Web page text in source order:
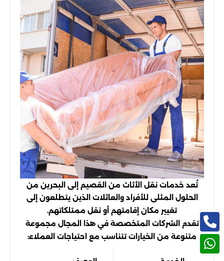
تُعد خدمات نقل الأثاث من القصيم إلى البحرين من
الحلول المثلى للأفراد والعائلات الذين يتطلعون إلى
تغيير مكان إقامتهم أو نقل ممتلكاتهم.
تقدم الشركات المتخصصة في هذا المجال مجموعة
متنوعة من الخيارات تتناسب مع احتياجات العملاء: